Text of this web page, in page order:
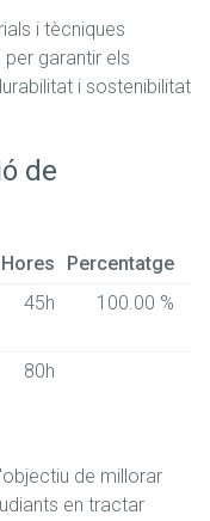
i tècniques
garantir els
i sostenibilitat
de
Hores Percentatge
45h 100.00 %
80h
de millorar
en tractar